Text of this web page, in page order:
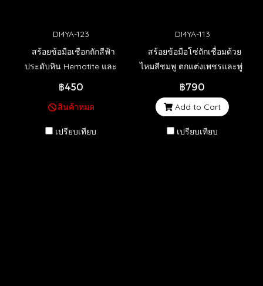
DI4YA-123
สร้อยข้อมือเชือกถักสีฟ้า
ประดับหิน Hematite และ
ลูกปัดสีเงิน (พร้อมส่ง)
฿450
สินค้าหมด
เปรียบเทียบ
DI4YA-113
สร้อยข้อมือโซ่ถักเชื่อมด้วย
ไหมสีชมพู ตกแต่งเพชรและพู่
฿790
Add to Cart
เปรียบเทียบ